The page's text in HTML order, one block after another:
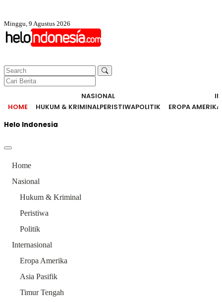
Minggu, 9 Agustus 2026
HOME
NASIONAL
HUKUM & KRIMINALPERISTIWAPOLITIK
EROPA AMERIKA
Helo Indonesia
Home
Nasional
Hukum & Kriminal
Peristiwa
Politik
Internasional
Eropa Amerika
Asia Pasifik
Timur Tengah